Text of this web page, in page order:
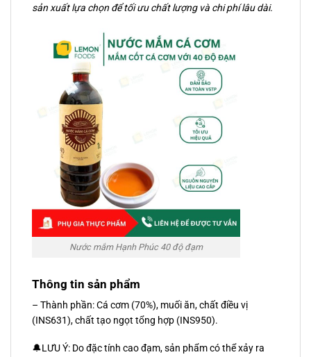
sản xuất lựa chọn để tối ưu chất lượng và chi phí lâu dài.
Nước mắm Hạnh Phúc 40 độ đạm
Thông tin sản phẩm
– Thành phần: Cá cơm (70%), muối ăn, chất điều vị
(INS631), chất tạo ngọt tổng hợp (INS950).
🔔LƯU Ý: Do đặc tính cao đạm, sản phẩm có thể xảy ra